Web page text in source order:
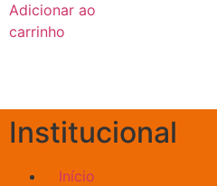
Adicionar ao
carrinho
Institucional
Início